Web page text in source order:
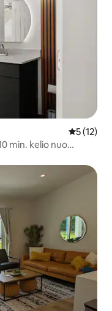
Vidutinis
5 (12)
min. kelio nuo